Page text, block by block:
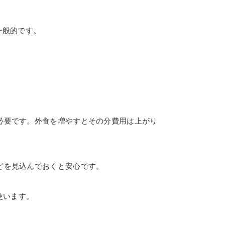
的です。
です。外食を増やすとその分費用は上がり
見込んでおくと安心です。
ます。